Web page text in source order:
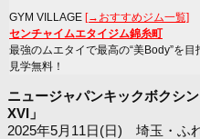
GYM VILLAGE [→おすすめジム一覧]
センチャイムエタイジム錦糸町
最強のムエタイで最高の“美Body”を
見学無料！
ニュージャパンキックボクシ
XVI」
2025年5月11日(日) 埼玉・ふ